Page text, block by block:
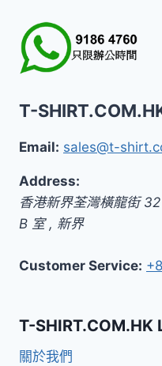
T-
Email: sales@t-
Address:
香港新界荃灣橫龍街
B 室, 新界
Customer Service:
T-SHIRT.COM.HK
關於我們